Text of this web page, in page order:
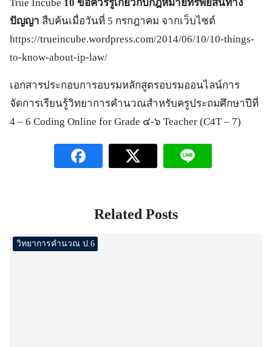
True Incube 10 ข้อควรรู้เกี่ยวกับกฎหมายทรัพย์สินทาง
ปัญญา สืบค้นเมื่อวันที่ 5 กรกฎาคม จากเว็บไซต์
https://trueincube.wordpress.com/2014/06/10/10-things-
to-know-about-ip-law/
เอกสารประกอบการอบรมหลักสูตรอบรมออนไลน์การ
จัดการเรียนรู้วิทยาการคำนวณสำหรับครูประถมศึกษาปีที่
4 – 6 Coding Online for Grade ๔-๖ Teacher (C4T – 7)
Related Posts
วิทยาการคำนวณ ป.6